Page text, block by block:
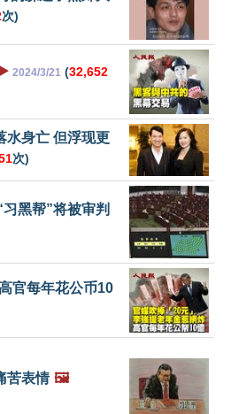
次)
▶️ 2024/3/21 (32,652
水身亡 但浮现更
次)
黑帮”将被审判
官每年花公币10
苦表情 🖼️